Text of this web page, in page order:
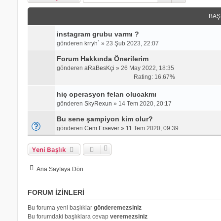
instagram grubu varmı ?
gönderen krryh` » 23 Şub 2023, 22:07
Forum Hakkında Önerilerim
gönderen aRaBesKçi » 26 May 2022, 18:35
Rating: 16.67%
hiç operasyon felan olucakmı
gönderen SkyRexun » 14 Tem 2020, 20:17
Bu sene şampiyon kim olur?
gönderen Cem Ersever» 11 Tem 2020, 09:39
Yeni Başlık
Ana Sayfaya Dön
FORUM IZINLERI
Bu foruma yeni başlıklar gönderemezsiniz
Bu forumdaki başlıklara cevap veremezsiniz